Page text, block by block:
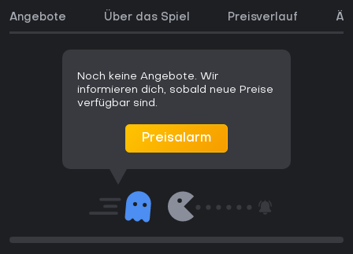
Angebote Über das Spiel Preisverlauf
Noch keine Angebote. Wir
informieren dich, sobald neue Preise
verfügbar sind.
Preisalarm